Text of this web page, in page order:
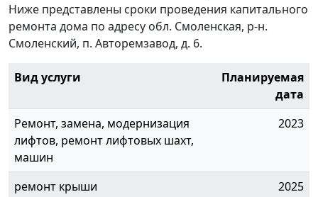
Ниже представлены сроки проведения капитального
ремонта дома по адресу обл. Смоленская, р-н.
Смоленский, п. Авторемзавод, д. 6.
Вид услуги
Планируемая
дата
Ремонт, замена, модернизация
лифтов, ремонт лифтовых шахт,
машин
2023
ремонт крыши
2025